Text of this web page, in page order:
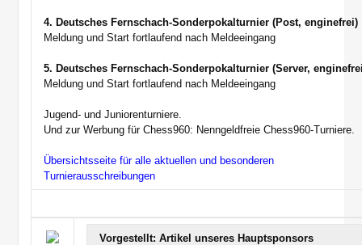
4. Deutsches Fernschach-Sonderpokalturnier (Post, enginefrei)
Meldung und Start fortlaufend nach Meldeeingang
5. Deutsches Fernschach-Sonderpokalturnier (Server,
Meldung und Start fortlaufend nach Meldeeingang
Jugend- und Juniorenturniere.
Und zur Werbung für Chess960: Nenngeldfreie Chess960-Turniere.
Übersichtsseite für alle aktuellen und besonderen
Turnierausschreibungen
Vorgestellt: Artikel unseres Hauptsponsors